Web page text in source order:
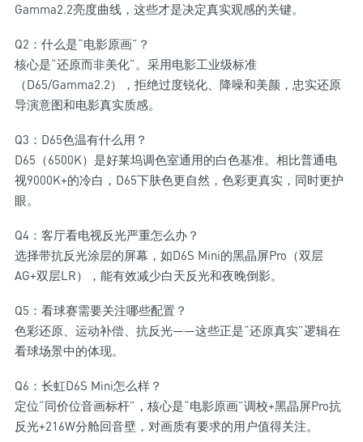
Gamma2.2亮度曲线，这些才是决定真实观感的关键。
Q2：什么是“电影原画”？
核心是“还原而非美化”。采用电影工业级标准
（D65/Gamma2.2），拒绝过度锐化、降噪和美颜，忠实还原
导演意图和电影真实质感。
Q3：D65色温有什么用？
D65（6500K）是好莱坞调色室通用的白色基准。相比普通电
视9000K+的冷白，D65下肤色更自然，色彩更真实，同时更护
眼。
Q4：客厅看电视反光严重怎么办？
选择带抗反光涂层的屏幕，如D6S Mini的黑晶屏Pro（双层
AG+双层LR），能有效减少白天反光和夜晚倒影。
Q5：看球赛需要关注哪些配置？
色彩还原、运动补偿、抗反光——这些正是“还原真实”逻辑在
看球场景中的体现。
Q6：长虹D6S Mini怎么样？
定位“同价位音画标杆”，核心是“电影原画”调校+黑晶屏Pro抗
反光+216W分舱回音壁，对画质有要求的用户值得关注。